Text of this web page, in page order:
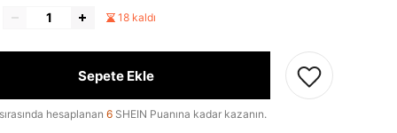
18 kaldı
Sepete Ekle
hesaplanan 6 SHEIN Puanına kadar kazanın.